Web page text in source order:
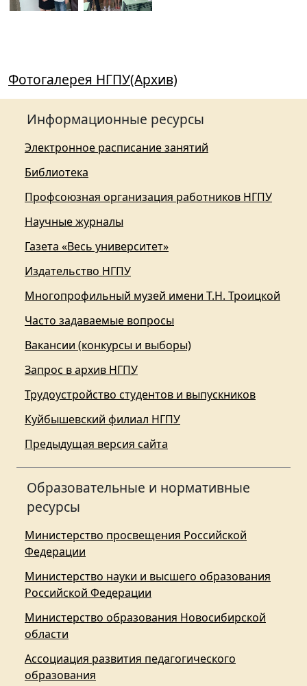
Фотогалерея НГПУ(Архив)
Информационные ресурсы
Электронное расписание занятий
Библиотека
Профсоюзная организация работников НГПУ
Научные журналы
Газета «Весь университет»
Издательство НГПУ
Многопрофильный музей имени Т.Н. Троицкой
Часто задаваемые вопросы
Вакансии (конкурсы и выборы)
Запрос в архив НГПУ
Трудоустройство студентов и выпускников
Куйбышевский филиал НГПУ
Предыдущая версия сайта
Образовательные и нормативные
ресурсы
Министерство просвещения Российской
Федерации
Министерство науки и высшего образования
Российской Федерации
Министерство образования Новосибирской
области
Ассоциация развития педагогического
образования